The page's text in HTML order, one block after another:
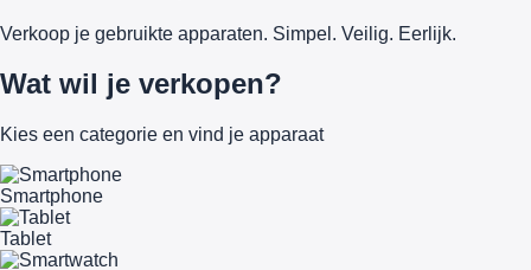
Verkoop je gebruikte apparaten. Simpel. Veilig. Eerlijk.
Wat wil je verkopen?
Kies een categorie en vind je apparaat
Smartphone
Tablet